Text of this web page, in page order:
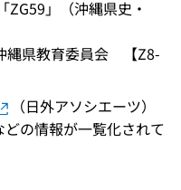
」（沖縄県史・
縄県教育委員会 【Z8-
（日外アソシエーツ）
の情報が一覧化されて